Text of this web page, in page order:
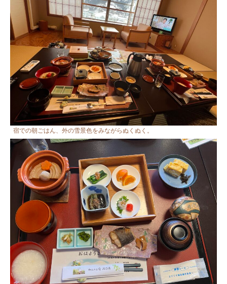
宿での朝ごはん、外の雪景色をみながらぬくぬく。